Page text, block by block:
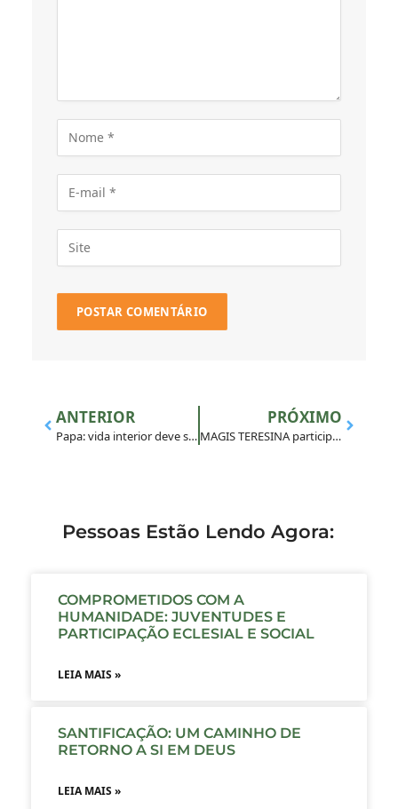
ANTERIOR
Papa: vida interior deve ser preparada todos os dias, com constância
PRÓXIMO
MAGIS TERESINA participa de I Colóquio de Juventudes do Núcleo Apostólico do Piauí
Pessoas Estão Lendo Agora:
COMPROMETIDOS COM A
HUMANIDADE: JUVENTUDES E
PARTICIPAÇÃO ECLESIAL E SOCIAL
LEIA MAIS »
SANTIFICAÇÃO: UM CAMINHO DE
RETORNO A SI EM DEUS
LEIA MAIS »